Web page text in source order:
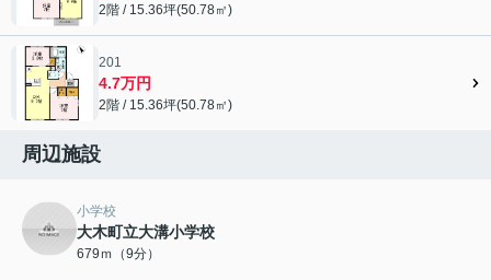
2階 / 15.36坪(50.78㎡)
201
4.7万円
2階 / 15.36坪(50.78㎡)
周辺施設
小学校
大木町立大溝小学校
679ｍ（9分）